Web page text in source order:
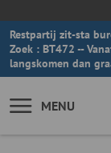
Restpartij zit-sta
Zoek : BT472 --
langskomen dan
MENU